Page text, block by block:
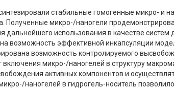
стабильные гомогенные микро- и
Полученные микро-/наногели
дальнейшего использования в качестве систем
возможность эффективной инкапсуляции
возможность контролируемого
включения микро-/наногелей в структуру
активных компонентов и
наногелей в гидрогель-носитель